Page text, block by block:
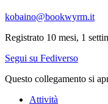
kobaino@bookwyrm.it
Registrato 10 mesi, 1
Segui su Fediverso
Questo collegamento si
Attività